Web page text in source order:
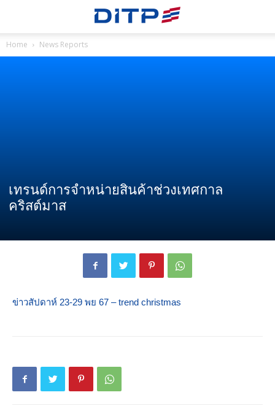
Home News Reports
เทรนด์การจำหน่ายสินค้าช่วงเทศกาล
คริสต์มาส
ข่าวสัปดาห์ 23-29 พย 67 – trend christmas